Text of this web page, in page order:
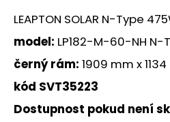
LEAPTON SOLAR N-Type
model: LP182-M-60-NH N-
černý rám: 1909 mm x
kód SVT35223
Dostupnost pokud není
D
o
p
o
r
u
č